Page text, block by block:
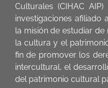
Culturales (CIHAC
investigaciones afiliado
la misión de estudiar de
la cultura y el
fin de promover los
intercultural, el
del patrimonio cultural